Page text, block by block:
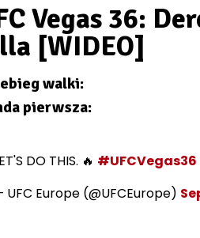
Vegas 36:
[WIDEO]
walki:
pierwsza:
DO THIS. 🔥 #UFCVegas36
UFC Europe (@UFCEurope)